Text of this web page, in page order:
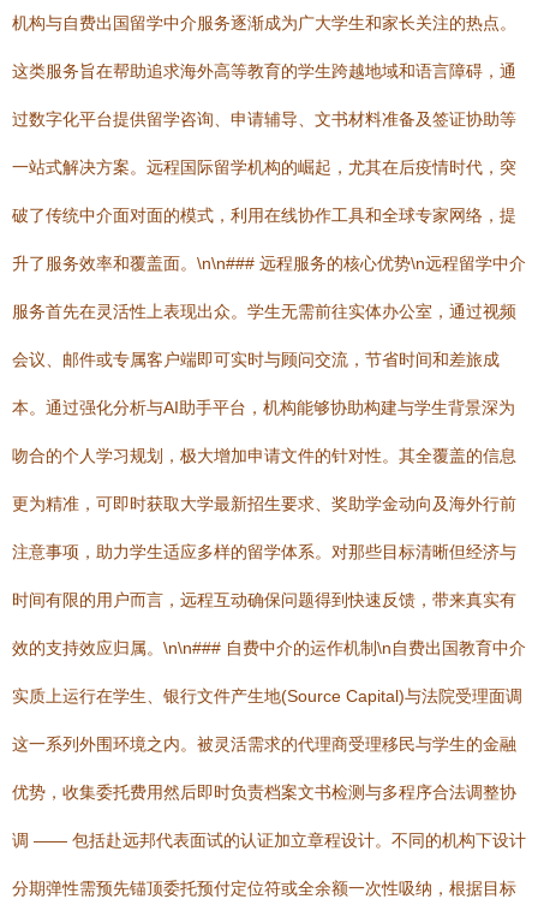
机构与自费出国留学中介服务逐渐成为广大学生和家长关注的热点。
这类服务旨在帮助追求海外高等教育的学生跨越地域和语言障碍，通
过数字化平台提供留学咨询、申请辅导、文书材料准备及签证协助等
一站式解决方案。远程国际留学机构的崛起，尤其在后疫情时代，突
破了传统中介面对面的模式，利用在线协作工具和全球专家网络，提
升了服务效率和覆盖面。\n\n### 远程服务的核心优势\n远程留学中介
服务首先在灵活性上表现出众。学生无需前往实体办公室，通过视频
会议、邮件或专属客户端即可实时与顾问交流，节省时间和差旅成
本。通过强化分析与AI助手平台，机构能够协助构建与学生背景深为
吻合的个人学习规划，极大增加申请文件的针对性。其全覆盖的信息
更为精准，可即时获取大学最新招生要求、奖助学金动向及海外行前
注意事项，助力学生适应多样的留学体系。对那些目标清晰但经济与
时间有限的用户而言，远程互动确保问题得到快速反馈，带来真实有
效的支持效应归属。\n\n### 自费中介的运作机制\n自费出国教育中介
实质上运行在学生、银行文件产生地(Source Capital)与法院受理面调
这一系列外围环境之内。被灵活需求的代理商受理移民与学生的金融
优势，收集委托费用然后即时负责档案文书检测与多程序合法调整协
调 —— 包括赴远邦代表面试的认证加立章程设计。不同的机构下设计
分期弹性需预先锚顶委托预付定位符或全余额一次性吸纳，根据目标